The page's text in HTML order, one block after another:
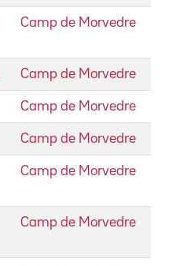
Camp de Morvedre
Camp de Morvedre
Camp de Morvedre
Camp de Morvedre
Camp de Morvedre
Camp de Morvedre